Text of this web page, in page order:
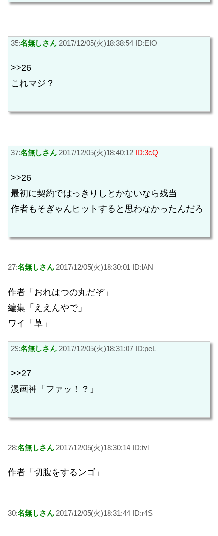
35:名無しさん 2017/12/05(火)18:38:54 ID:EIO
>>26
これマジ？
37:名無しさん 2017/12/05(火)18:40:12 ID:3cQ
>>26
最初に契約ではっきりしとかないなら残当
作者もそぎゃんヒットすると思わなかったんだろ
27:名無しさん 2017/12/05(火)18:30:01 ID:lAN
作者「おれはつの丸だぞ」
編集「ええんやで」
ワイ「草」
29:名無しさん 2017/12/05(火)18:31:07 ID:peL
>>27
漫画神「ファッ！？」
28:名無しさん 2017/12/05(火)18:30:14 ID:tvl
作者「切腹をするンゴ」
30:名無しさん 2017/12/05(火)18:31:44 ID:r4S